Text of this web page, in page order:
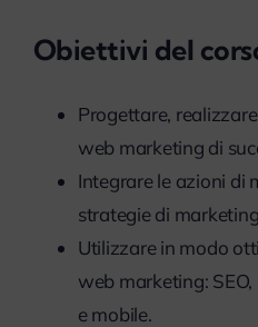
Obiettivi del
Progettare,
web marketing di
Integrare le azioni di
strategie di
Utilizzare in modo
web marketing:
e mobile.